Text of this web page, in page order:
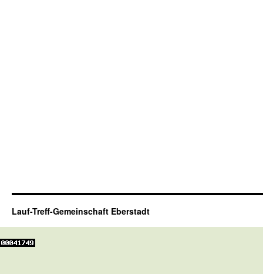
Lauf-Treff-Gemeinschaft Eberstadt